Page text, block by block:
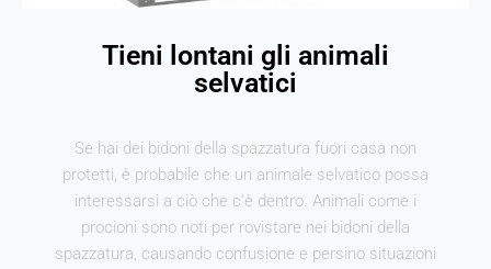
Tieni lontani gli animali
selvatici
Se hai dei bidoni della spazzatura fuori casa non
protetti, è probabile che un animale selvatico possa
interessarsi a ciò che c'è dentro. Animali come i
procioni sono noti per rovistare nei bidoni della
spazzatura, causando confusione e persino situazioni